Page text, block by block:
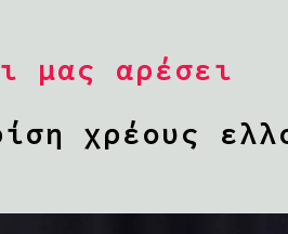
μας αρέσει
χρέους